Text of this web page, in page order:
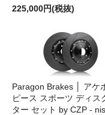
225,000円(税抜)
Paragon Brakes │ アケ
ピース スポーツ ディス
ター セット by CZP -